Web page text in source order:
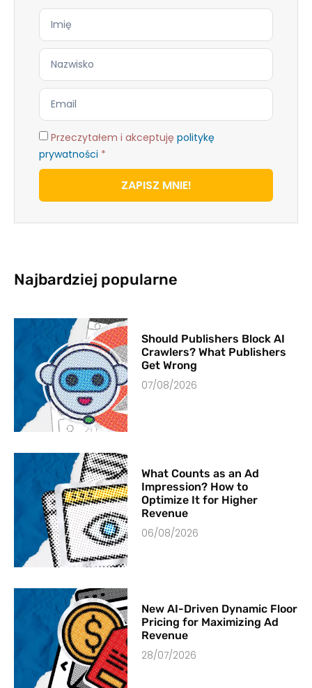
Przeczytałem i akceptuję politykę
prywatności *
ZAPISZ MNIE!
Najbardziej popularne
Should Publishers Block AI
Crawlers? What Publishers
Get Wrong
07/08/2026
What Counts as an Ad
Impression? How to
Optimize It for Higher
Revenue
06/08/2026
New AI-Driven Dynamic Floor
Pricing for Maximizing Ad
Revenue
28/07/2026